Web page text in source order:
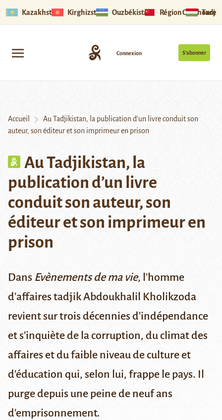
Kazakhstan Kirghizstan Ouzbékistan Région Ouïghoure
S’abonner
Connexion
Accueil
Au Tadjikistan, la publication d’un livre conduit son
auteur, son éditeur et son imprimeur en prison
Au Tadjikistan, la
publication d’un livre
conduit son auteur, son
éditeur et son imprimeur en
prison
Dans Evènements de ma vie, l'homme
d'affaires tadjik Abdoukhalil Kholikzoda
revient sur trois décennies d'indépendance
et s'inquiète de la corruption, du climat des
affaires et du faible niveau de culture et
d'éducation qui, selon lui, frappe le pays. Il
purge depuis une peine de neuf ans
d'emprisonnement.